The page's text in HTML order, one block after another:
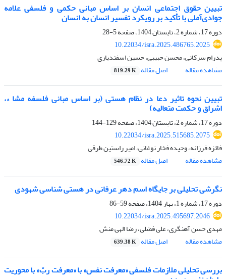
تبیین حقوق اجتماعی انسان بر اساس مبانی حکمی و فلسفی علامه
جوادی‌آملی با تأکید بر رویکرد تفسیر انسان به انسان
دوره 17، شماره 2، تابستان 1404، صفحه
5-28
10.22034/isra.2025.486765.2025
پدرام سرکانی، محسن حبیبی، حسین اسفندیاری
مشاهده مقاله
اصل مقاله 819.29 K
تبیین نحوه تاثیر دعا در نظام هستی (بر اساس مبانی فلسفه مشا ء،
اشراق و حکمت متعالیه)
دوره 17، شماره 2، تابستان 1404، صفحه
129-144
10.22034/isra.2025.515685.2075
فائزه فرزانه، وحیده فخار نوغانی، امیر راستین طرقی
مشاهده مقاله
اصل مقاله 546.72 K
نگرشی تحلیلی بر جایگاه اسم دهر عرفانی در هستی شناسی شهودی
دوره 17، شماره 1، بهار 1404، صفحه
59-86
10.22034/isra.2025.495697.2046
مهدی حسن آهنگری، علی فضلی، رضا الهی منش
مشاهده مقاله
اصل مقاله 639.38 K
بررسی تحلیلی ملازمات فلسفی «معرفت نفس» با «معرفت ربّ» با محوریت